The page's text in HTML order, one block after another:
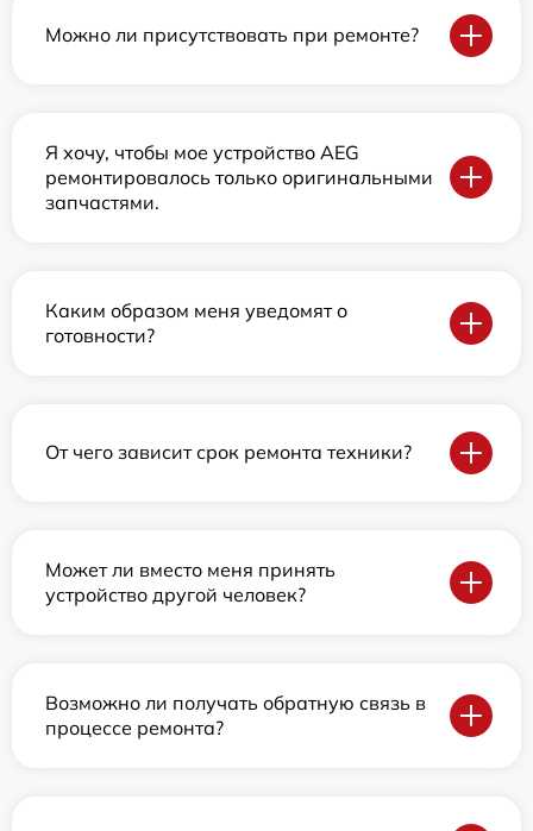
Можно ли присутствовать при ремонте?
Я хочу, чтобы мое устройство AEG
ремонтировалось только оригинальными
запчастями.
Каким образом меня уведомят о
готовности?
От чего зависит срок ремонта техники?
Может ли вместо меня принять
устройство другой человек?
Возможно ли получать обратную связь в
процессе ремонта?